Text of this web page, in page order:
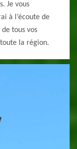
Je vous
à l’écoute de
tous vos
la région.